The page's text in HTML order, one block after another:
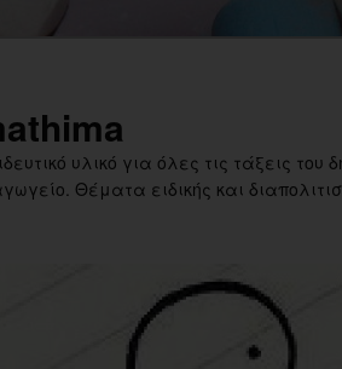
υλικό για όλες τις τάξεις του
Θέματα ειδικής και